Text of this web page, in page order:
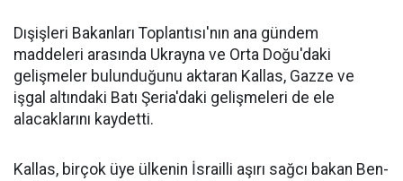
Dışişleri Bakanları Toplantısı'nın ana gündem
maddeleri arasında Ukrayna ve Orta Doğu'daki
gelişmeler bulunduğunu aktaran Kallas, Gazze ve
işgal altındaki Batı Şeria'daki gelişmeleri de ele
alacaklarını kaydetti.
Kallas, birçok üye ülkenin İsrailli aşırı sağcı bakan Ben-